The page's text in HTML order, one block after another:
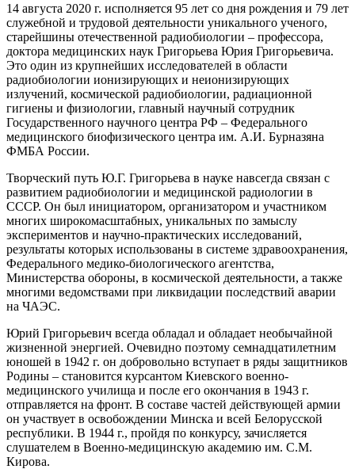
14 августа 2020 г. исполняется 95 лет со дня рождения и 79 лет
служебной и трудовой деятельности уникального ученого,
старейшины отечественной радиобиологии – профессора,
доктора медицинских наук Григорьева Юрия Григорьевича.
Это один из крупнейших исследователей в области
радиобиологии ионизирующих и неионизирующих
излучений, космической радиобиологии, радиационной
гигиены и физиологии, главный научный сотрудник
Государственного научного центра РФ – Федерального
медицинского биофизического центра им. А.И. Бурназяна
ФМБА России.
Творческий путь Ю.Г. Григорьева в науке навсегда связан с
развитием радиобиологии и медицинской радиологии в
СССР. Он был инициатором, организатором и участником
многих широкомасштабных, уникальных по замыслу
экспериментов и научно-практических исследований,
результаты которых использованы в системе здравоохранения,
Федерального медико-биологического агентства,
Министерства обороны, в космической деятельности, а также
многими ведомствами при ликвидации последствий аварии
на ЧАЭС.
Юрий Григорьевич всегда обладал и обладает необычайной
жизненной энергией. Очевидно поэтому семнадцатилетним
юношей в 1942 г. он добровольно вступает в ряды защитников
Родины – становится курсантом Киевского военно-
медицинского училища и после его окончания в 1943 г.
отправляется на фронт. В составе частей действующей армии
он участвует в освобождении Минска и всей Белорусской
республики. В 1944 г., пройдя по конкурсу, зачисляется
слушателем в Военно-медицинскую академию им. С.М.
Кирова.